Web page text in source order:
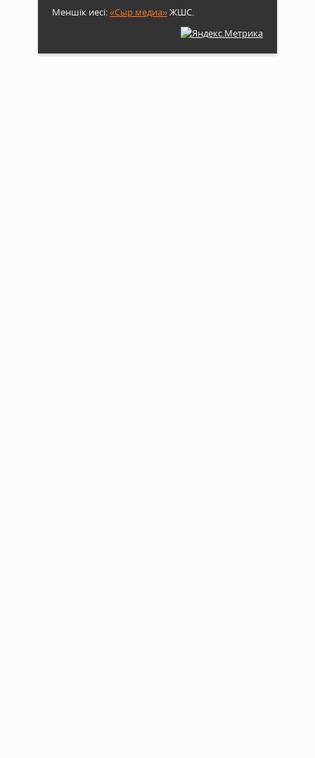
Меншік иесі:«Сыр медиа»ЖШС.